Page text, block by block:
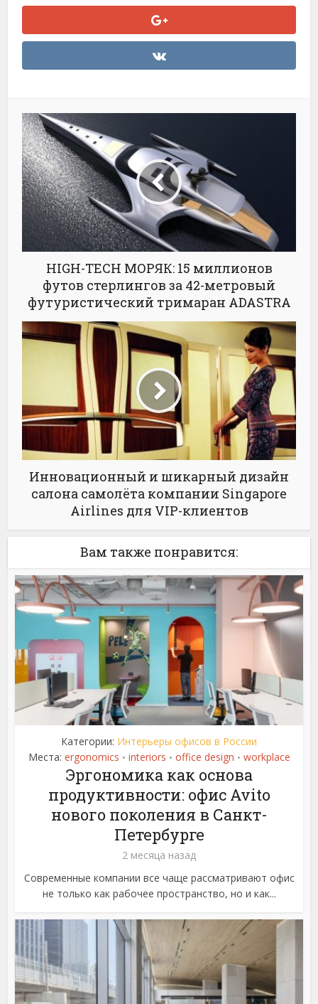
HIGH-TECH МОРЯК: 15 миллионов
футов стерлингов за 42-метровый
футуристический тримаран ADASTRA
Инновационный и шикарный дизайн
салона самолёта компании Singapore
Airlines для VIP-клиентов
Вам также понравится:
Категории: Интерьеры офисов в России
Места: ergonomics • interiors • office design • workplace
Эргономика как основа
продуктивности: офис Avito
нового поколения в Санкт-
Петербурге
2 месяца назад
Современные компании все чаще рассматривают офис
не только как рабочее пространство, но и как...